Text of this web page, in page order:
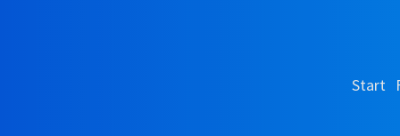
Start